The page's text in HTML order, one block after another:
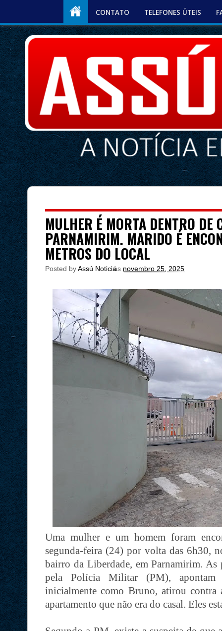
CONTATO TELEFONES ÚTEIS
MULHER É MORTA DENTRO DE
PARNAMIRIM. MARIDO É
METROS DO LOCAL
Posted byAssú Noticia
às novembro 25, 2025
Uma mulher e um homem foram
segunda-feira (24) por volta das 6h30,
bairro da Liberdade, em Parnamirim. As
pela Polícia Militar (PM), apontam
inicialmente como Bruno, atirou contra
apartamento que não era do casal. Eles